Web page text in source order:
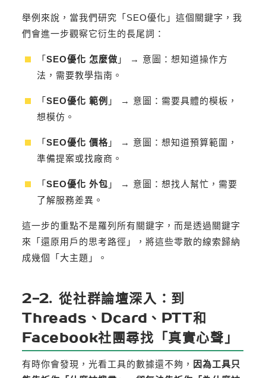
舉例來說，當我們研究「SEO優化」這個關鍵字，我
們會進一步觀察它衍生的長尾詞：
「SEO優化 怎麼做 」 → 意圖：想知道操作方
法，需要教學指南。
「SEO優化 範例 」 → 意圖：需要具體的模板，
想模仿。
「SEO優化 價格 」 → 意圖：想知道預算範圍，
準備提案或找廠商。
「SEO優化 外包 」 → 意圖：想找人幫忙，需要
了解服務差異。
這一步的重點不是羅列所有關鍵字，而是透過關鍵字
來「還原用戶的思考路徑」，將這些零散的線索歸納
成幾個「大主題」。
2-2. 從社群論壇深入：到
Threads、Dcard、PTT和
Facebook社團尋找「真實心聲」
有時你會發現，光看工具的數據還不夠， 因為工具只